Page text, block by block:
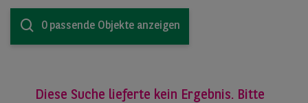
0 passende Objekte anzeigen
Diese Suche lieferte kein Ergebnis. Bitte